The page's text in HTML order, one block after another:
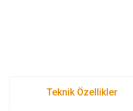
Teknik Özellikler